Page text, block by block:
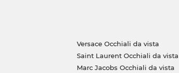
Versace Occhiali da vista
Saint Laurent Occhiali da vista
Marc Jacobs Occhiali da vista